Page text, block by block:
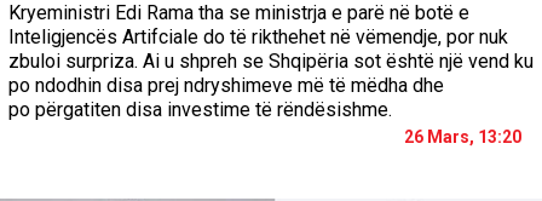
Kryeministri Edi Rama tha se ministrja e parë në botë e
Inteligjencës Artifciale do të rikthehet në vëmendje, por nuk
zbuloi surpriza. Ai u shpreh se Shqipëria sot është një vend ku
po ndodhin disa prej ndryshimeve më të mëdha dhe
po përgatiten disa investime të rëndësishme.
26 Mars, 13:20